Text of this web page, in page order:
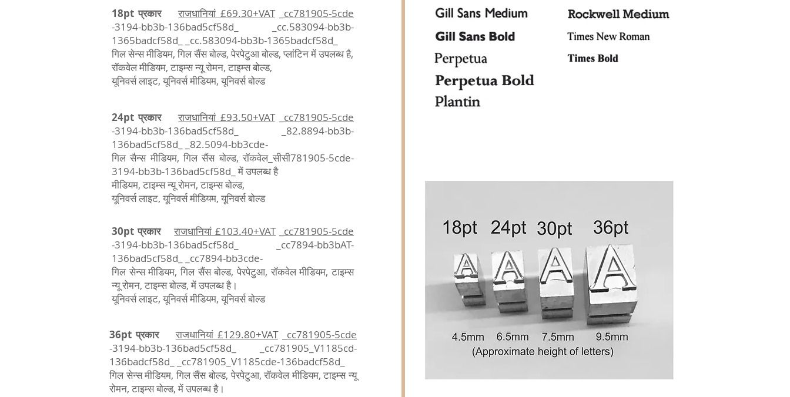
18pt प्रकार राजधानियां £69.30+VAT
_cc781905-5cde
-3194-bb3b-136bad5cf58d_ _cc.583094-bb3b-
1365badcf58d_ _cc.583094-bb3b-1365badcf58d_
गिल सेन्स मीडियम, गिल सैंस बोल्ड, पेरपेटुआ बोल्ड, प्लांटिन में उपलब्ध है,
रॉकवेल मीडियम, टाइम्स न्यू रोमन, टाइम्स बोल्ड,
यूनिवर्स लाइट, यूनिवर्स मीडियम, यूनिवर्स बोल्ड
24pt प्रकार राजधानियां £93.50+VAT
_cc781905-5cde
-3194-bb3b-136bad5cf58d_ _82.8894-bb3b-
136bad5cf58d_ _82.5094-bb3cde-
गिल सैन्स मीडियम, गिल सैंस बोल्ड, रॉकवेल_सीसी781905-5cde-
3194-bb3b-136bad5cf58d_ में उपलब्ध है
मीडियम, टाइम्स न्यू रोमन, टाइम्स बोल्ड,
यूनिवर्स लाइट, यूनिवर्स मीडियम, यूनिवर्स बोल्ड
30pt प्रकार राजधानियां £103.40+VAT
_cc781905-5cde
-3194-bb3b-136bad5cf58d_ _cc7894-bb3bAT-
136bad5cf58d_ _cc7894-bb3cde-
गिल सेन्स मीडियम, गिल सैंस बोल्ड, पेरपेटुआ, रॉकवेल मीडियम, टाइम्स
न्यू रोमन, टाइम्स बोल्ड, में उपलब्ध है।
यूनिवर्स लाइट, यूनिवर्स मीडियम, यूनिवर्स बोल्ड
36pt प्रकार राजधानियां £129.80+VAT
_cc781905-5cde
-3194-bb3b-136bad5cf58d_ _cc781905_V1185cd-
136badcf58d_ _cc781905_V1185cde-136badcf58d_
गिल सेन्स मीडियम, गिल सैंस बोल्ड, पेरपेटुआ, रॉकवेल मीडियम, टाइम्स न्यू
रोमन, टाइम्स बोल्ड, में उपलब्ध है।